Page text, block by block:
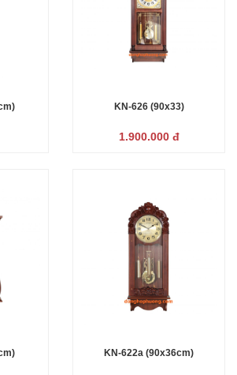
KN-626 (90x33)
1.900.000 đ
KN-622a (90x36cm)